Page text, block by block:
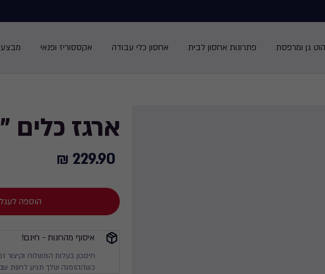
גן ומרפסת פתרונות אחסון לבית אחסון כלי עבודה אקססוריז ופנאי
ארגז כלים "22 הוק - שחור
229.90
229.90 ₪
הוספה
איסוף מהחנות - חינם!
חיסכון בעלות המשלוח
כשההזמנה שלך תגיע לחנות